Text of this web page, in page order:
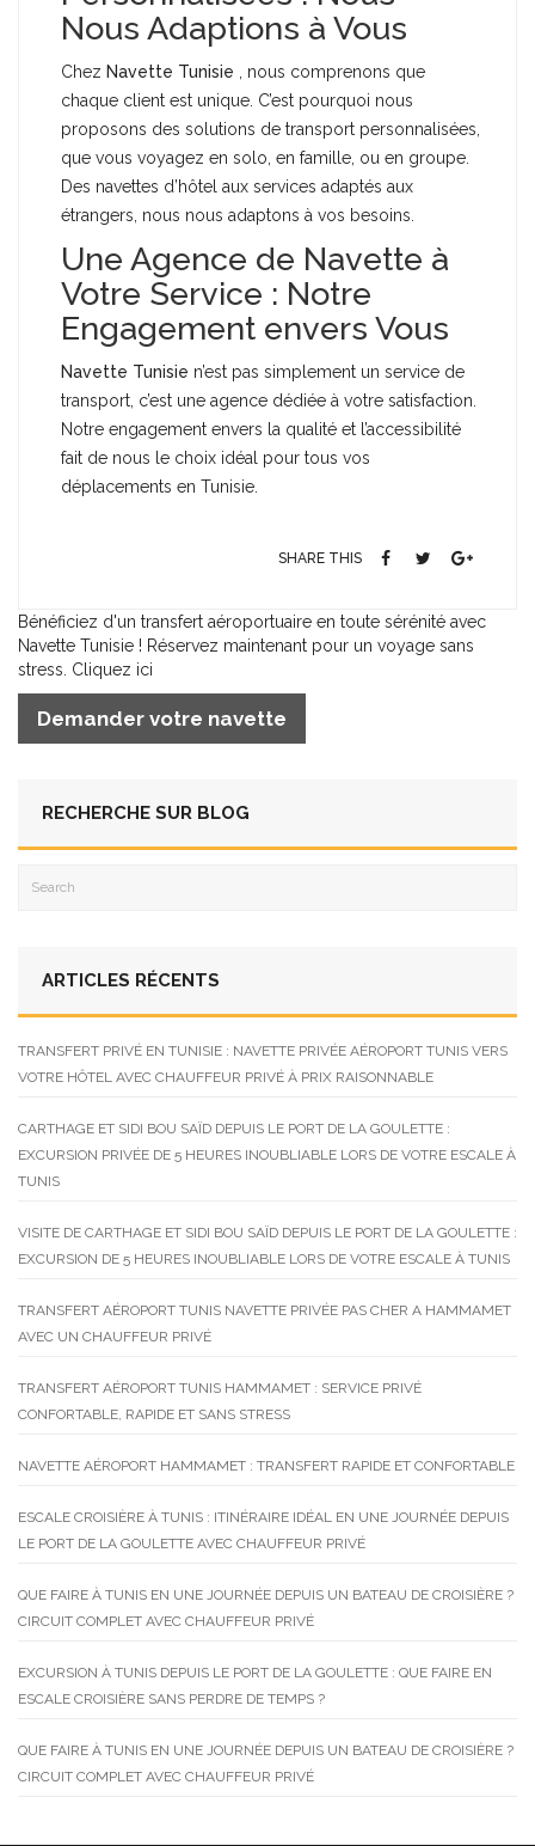
Nous Adaptions à Vous
Chez Navette Tunisie , nous comprenons que
chaque client est unique. C’est pourquoi nous
proposons des solutions de transport personnalisées,
que vous voyagez en solo, en famille, ou en groupe.
Des navettes d’hôtel aux services adaptés aux
étrangers, nous nous adaptons à vos besoins.
Une Agence de Navette à
Votre Service : Notre
Engagement envers Vous
Navette Tunisie n’est pas simplement un service de
transport, c’est une agence dédiée à votre satisfaction.
Notre engagement envers la qualité et l’accessibilité
fait de nous le choix idéal pour tous vos
déplacements en Tunisie.
SHARE THIS
Bénéficiez d'un transfert aéroportuaire en toute sérénité avec
Navette Tunisie ! Réservez maintenant pour un voyage sans
stress. Cliquez ici
Demander votre navette
RECHERCHE SUR BLOG
ARTICLES RÉCENTS
TRANSFERT PRIVÉ EN TUNISIE : NAVETTE PRIVÉE AÉROPORT TUNIS VERS
VOTRE HÔTEL AVEC CHAUFFEUR PRIVÉ À PRIX RAISONNABLE
CARTHAGE ET SIDI BOU SAÏD DEPUIS LE PORT DE LA GOULETTE :
EXCURSION PRIVÉE DE 5 HEURES INOUBLIABLE LORS DE VOTRE ESCALE À
TUNIS
VISITE DE CARTHAGE ET SIDI BOU SAÏD DEPUIS LE PORT DE LA GOULETTE :
EXCURSION DE 5 HEURES INOUBLIABLE LORS DE VOTRE ESCALE À TUNIS
TRANSFERT AÉROPORT TUNIS NAVETTE PRIVÉE PAS CHER A HAMMAMET
AVEC UN CHAUFFEUR PRIVÉ
TRANSFERT AÉROPORT TUNIS HAMMAMET : SERVICE PRIVÉ
CONFORTABLE, RAPIDE ET SANS STRESS
NAVETTE AÉROPORT HAMMAMET : TRANSFERT RAPIDE ET CONFORTABLE
ESCALE CROISIÈRE À TUNIS : ITINÉRAIRE IDÉAL EN UNE JOURNÉE DEPUIS
LE PORT DE LA GOULETTE AVEC CHAUFFEUR PRIVÉ
QUE FAIRE À TUNIS EN UNE JOURNÉE DEPUIS UN BATEAU DE CROISIÈRE ?
CIRCUIT COMPLET AVEC CHAUFFEUR PRIVÉ
EXCURSION À TUNIS DEPUIS LE PORT DE LA GOULETTE : QUE FAIRE EN
ESCALE CROISIÈRE SANS PERDRE DE TEMPS ?
QUE FAIRE À TUNIS EN UNE JOURNÉE DEPUIS UN BATEAU DE CROISIÈRE ?
CIRCUIT COMPLET AVEC CHAUFFEUR PRIVÉ